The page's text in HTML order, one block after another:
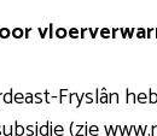
Fryslân